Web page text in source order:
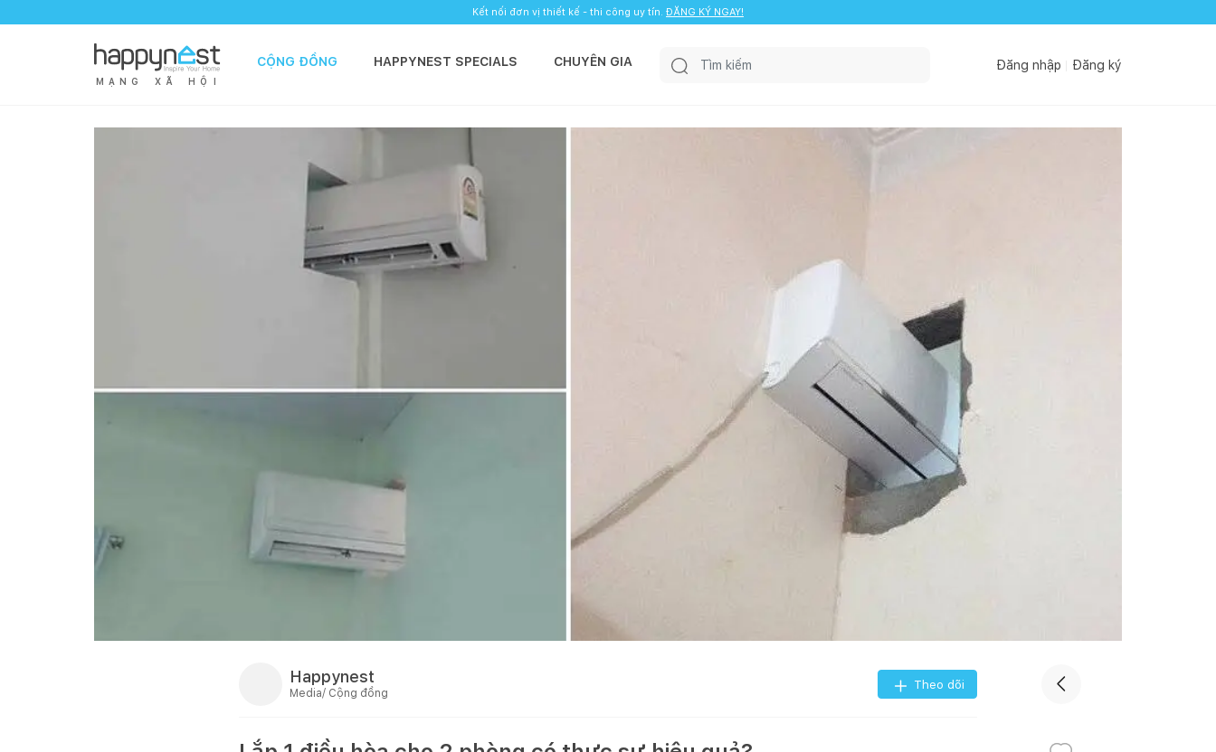
Kết nối đơn vị thiết kế - thi công uy tín. ĐĂNG KÝ NGAY!
M Ạ N G X Ã H Ộ I
CỘNG ĐỒNG HAPPYNEST SPECIALS CHUYÊN GIA Đăng nhập Đăng ký
Happynest
Media/ Cộng đồng
Theo dõi